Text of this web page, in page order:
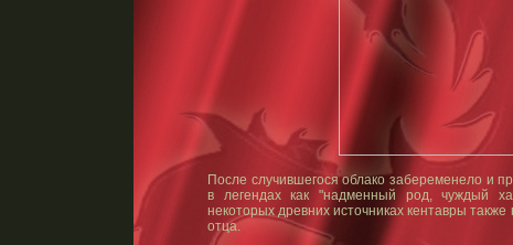
После случившегося облако забеременело и
в легендах как "надменный род, чуждый
некоторых древних источниках кентавры
отца.